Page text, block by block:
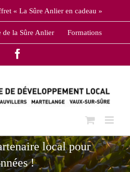
« La Sûre Anlier en cadeau »
de la Sûre Anlier Formations
local pour
!